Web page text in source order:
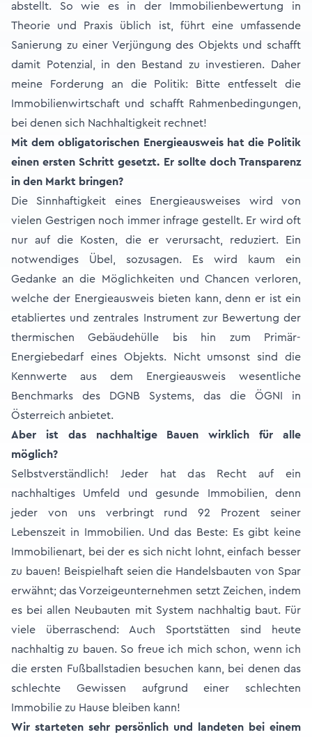
abstellt. So wie es in der Immobilienbewertung in
Theorie und Praxis üblich ist, führt eine umfassende
Sanierung zu einer Verjüngung des Objekts und schafft
damit Potenzial, in den Bestand zu investieren. Daher
meine Forderung an die Politik: Bitte entfesselt die
Immobilienwirtschaft und schafft Rahmenbedingungen,
bei denen sich Nachhaltigkeit rechnet!
Mit dem obligatorischen Energieausweis hat die Politik
einen ersten Schritt gesetzt. Er sollte doch Transparenz
in den Markt bringen?
Die Sinnhaftigkeit eines Energieausweises wird von
vielen Gestrigen noch immer infrage gestellt. Er wird oft
nur auf die Kosten, die er verursacht, reduziert. Ein
notwendiges Übel, sozusagen. Es wird kaum ein
Gedanke an die Möglichkeiten und Chancen verloren,
welche der Energieausweis bieten kann, denn er ist ein
etabliertes und zentrales Instrument zur Bewertung der
thermischen Gebäudehülle bis hin zum Primär-
Energiebedarf eines Objekts. Nicht umsonst sind die
Kennwerte aus dem Energieausweis wesentliche
Benchmarks des DGNB Systems, das die ÖGNI in
Österreich anbietet.
Aber ist das nachhaltige Bauen wirklich für alle
möglich?
Selbstverständlich! Jeder hat das Recht auf ein
nachhaltiges Umfeld und gesunde Immobilien, denn
jeder von uns verbringt rund 92 Prozent seiner
Lebenszeit in Immobilien. Und das Beste: Es gibt keine
Immobilienart, bei der es sich nicht lohnt, einfach besser
zu bauen! Beispielhaft seien die Handelsbauten von Spar
erwähnt; das Vorzeigeunternehmen setzt Zeichen, indem
es bei allen Neubauten mit System nachhaltig baut. Für
viele überraschend: Auch Sportstätten sind heute
nachhaltig zu bauen. So freue ich mich schon, wenn ich
die ersten Fußballstadien besuchen kann, bei denen das
schlechte Gewissen aufgrund einer schlechten
Immobilie zu Hause bleiben kann!
Wir starteten sehr persönlich und landeten bei einem